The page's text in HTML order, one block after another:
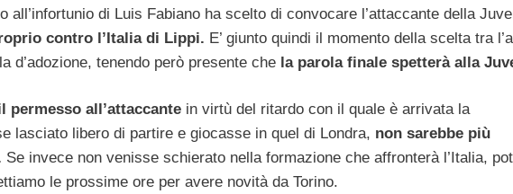
all’infortunio di Luis Fabiano ha scelto di convocare l’attaccante della
contro l’Italia di Lippi. E’ giunto quindi il momento della scelta tra
d’adozione, tenendo però presente che la parola finale spetterà alla
permesso all’attaccante in virtù del ritardo con il quale è arrivata la
lasciato libero di partire e giocasse in quel di Londra, non sarebbe più
Se invece non venisse schierato nella formazione che affronterà l’Italia,
le prossime ore per avere novità da Torino.